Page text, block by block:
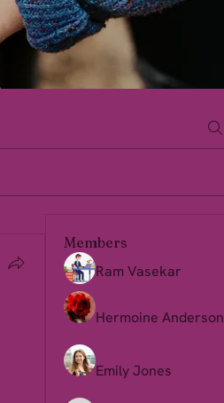
Members
Ram Vasekar
Hermoine Anderson
Emily Jones